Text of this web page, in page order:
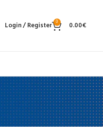
Login / Register 0 0.00€